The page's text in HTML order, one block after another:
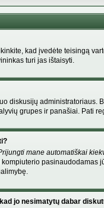
kad įvedėte teisingą
turi jas ištaisyti.
diskusijų
grupes ir panašiai. Pati
mane automatiškai
jo nesimatytų dabar